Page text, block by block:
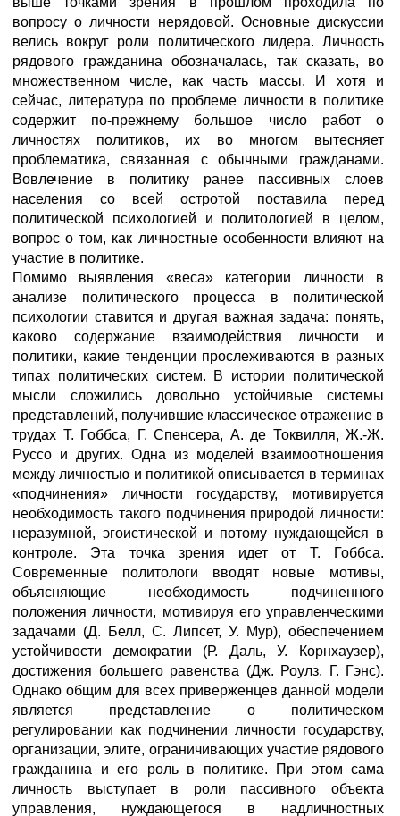
вопросу о личности нерядовой. Основные дискуссии
велись вокруг роли политического лидера. Личность
рядового гражданина обозначалась, так сказать, во
множественном числе, как часть массы. И хотя и
сейчас, литература по проблеме личности в политике
содержит по-прежнему большое число работ о
личностях политиков, их во многом вытесняет
проблематика, связанная с обычными гражданами.
Вовлечение в политику ранее пассивных слоев
населения со всей остротой поставила перед
политической психологией и политологией в целом,
вопрос о том, как личностные особенности влияют на
участие в политике.
Помимо выявления «веса» категории личности в
анализе политического процесса в политической
психологии ставится и другая важная задача: понять,
каково содержание взаимодействия личности и
политики, какие тенденции прослеживаются в разных
типах политических систем. В истории политической
мысли сложились довольно устойчивые системы
представлений, получившие классическое отражение в
трудах Т. Гоббса, Г. Спенсера, А. де Токвилля, Ж.-Ж.
Руссо и других. Одна из моделей взаимоотношения
между личностью и политикой описывается в терминах
«подчинения» личности государству, мотивируется
необходимость такого подчинения природой личности:
неразумной, эгоистической и потому нуждающейся в
контроле. Эта точка зрения идет от Т. Гоббса.
Современные политологи вводят новые мотивы,
объясняющие необходимость подчиненного
положения личности, мотивируя его управленческими
задачами (Д. Белл, С. Липсет, У. Мур), обеспечением
устойчивости демократии (Р. Даль, У. Корнхаузер),
достижения большего равенства (Дж. Роулз, Г. Гэнс).
Однако общим для всех приверженцев данной модели
является представление о политическом
регулировании как подчинении личности государству,
организации, элите, ограничивающих участие рядового
гражданина и его роль в политике. При этом сама
личность выступает в роли пассивного объекта
управления, нуждающегося в надличностных